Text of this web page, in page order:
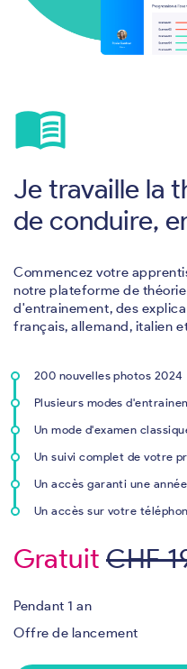
menu_book
Je travaille la
de conduire,
Commencez votre
notre plateforme de
d'entrainement, des
français, allemand, italien
200 nouvelles photos 2024
Plusieurs modes
Un mode d'examen
Un suivi complet de votre
Un accès garanti une année
Un accès sur votre
Gratuit CHF
Pendant 1 an
Offre de lancement